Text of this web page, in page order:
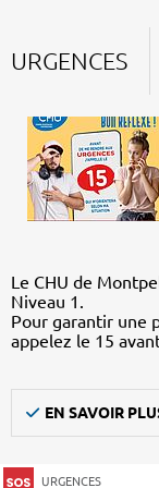
URGENCES
Le CHU de
Niveau 1.
Pour garantir une
appelez le 15
EN SAVOIR
URGENCES